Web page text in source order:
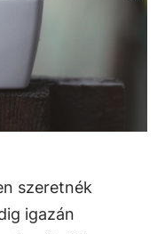
szeretnék
igazán